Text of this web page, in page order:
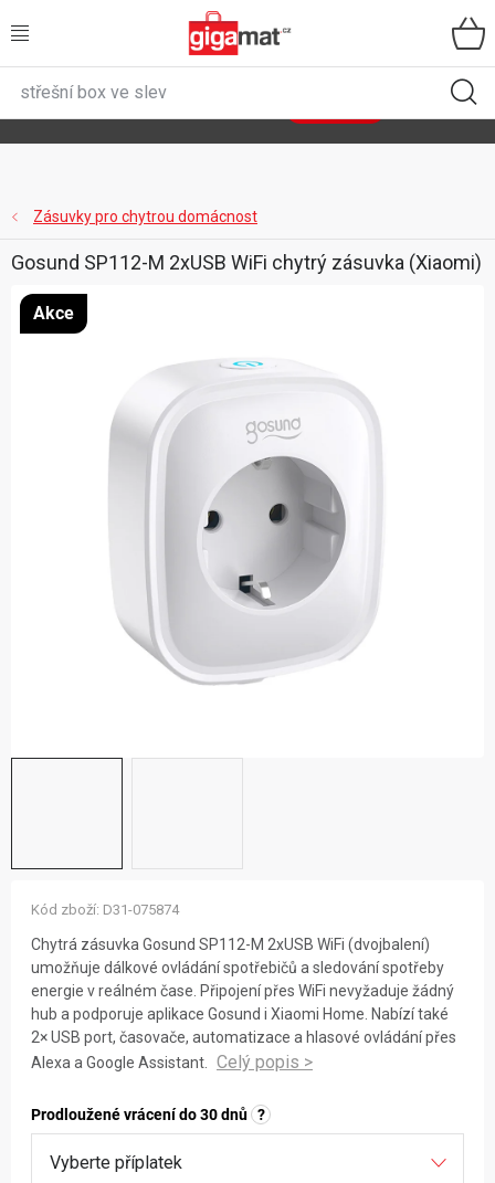
na
VŠECHNY KATEGORIE
ZAHRADA
DÍLNA
ÚLOŽNÉ BOXY
12 důvodů proč Gigamat Možnosti dopravy
Zásuvky pro chytrou domácnost
Chytrá zásuvka Gosund SP112-M 2xUSB WiFi (dvojbalení)
umožňuje dálkové ovládání spotřebičů a sledování spotřeby
energie v reálném čase. Připojení přes WiFi nevyžaduje žádný
hub a podporuje aplikace Gosund i Xiaomi Home. Nabízí také
2× USB port, časovače, automatizace a hlasové ovládání přes
Alexa a Google Assistant.
Prodloužené vrácení do 30 dnů ?
Kód zboží: D31-075874
Gosund SP112-M 2xUSB WiFi chytrý zásuvka (Xiaomi)
Akce